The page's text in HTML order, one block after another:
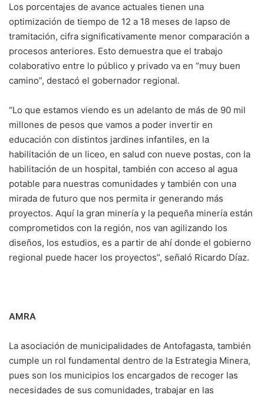
Los porcentajes de avance actuales tienen una
optimización de tiempo de 12 a 18 meses de lapso de
tramitación, cifra significativamente menor comparación a
procesos anteriores. Esto demuestra que el trabajo
colaborativo entre lo público y privado va en “muy buen
camino”, destacó el gobernador regional.
“Lo que estamos viendo es un adelanto de más de 90 mil
millones de pesos que vamos a poder invertir en
educación con distintos jardines infantiles, en la
habilitación de un liceo, en salud con nueve postas, con la
habilitación de un hospital, también con acceso al agua
potable para nuestras comunidades y también con una
mirada de futuro que nos permita ir generando más
proyectos. Aquí la gran minería y la pequeña minería están
comprometidos con la región, nos van agilizando los
diseños, los estudios, es a partir de ahí donde el gobierno
regional puede hacer los proyectos”, señaló Ricardo Díaz.
AMRA
La asociación de municipalidades de Antofagasta, también
cumple un rol fundamental dentro de la Estrategia Minera,
pues son los municipios los encargados de recoger las
necesidades de sus comunidades, trabajar en las